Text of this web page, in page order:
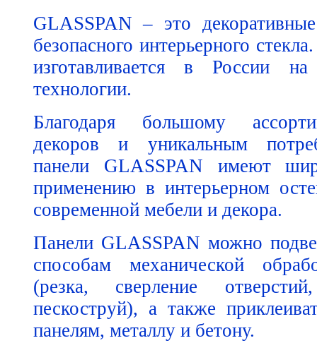
GLASSPAN – это
безопасного интерьерного
изготавливается в России
технологии.
Благодаря большому
декоров и уникальным
панели GLASSPAN имеют
применению в интерьерном
современной мебели и декора.
Панели GLASSPAN можно
способам механической
(резка, сверление
пескоструй), а также
панелям, металлу и бетону.